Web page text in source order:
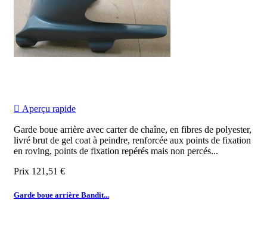
 Aperçu rapide
Garde boue arrière avec carter de chaîne, en fibres de polyester,
livré brut de gel coat à peindre, renforcée aux points de fixation
en roving, points de fixation repérés mais non percés...
Prix 121,51 €
Garde boue arrière Bandit...